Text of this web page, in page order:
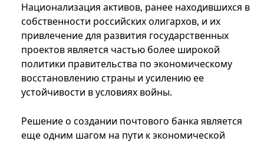
Национализация активов, ранее находившихся в
собственности российских олигархов, и их
привлечение для развития государственных
проектов является частью более широкой
политики правительства по экономическому
восстановлению страны и усилению ее
устойчивости в условиях войны.
Решение о создании почтового банка является
еще одним шагом на пути к экономической